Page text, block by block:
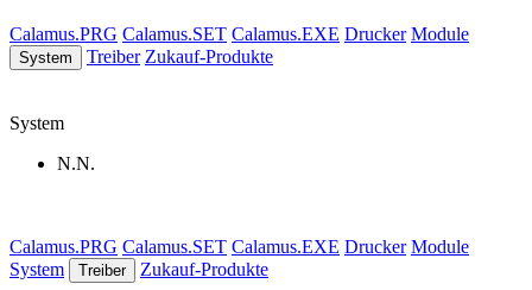
Calamus.PRG Calamus.SET Calamus.EXE Drucker Module
System Treiber Zukauf-Produkte
System
N.N.
Calamus.PRG Calamus.SET Calamus.EXE Drucker Module
System
Treiber Zukauf-Produkte